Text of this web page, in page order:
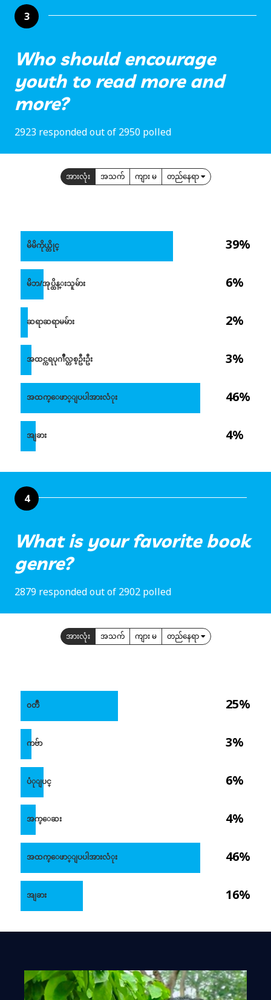
3
Who should encourage
youth to read more and
more?
2923 responded out of 2950 polled
အားလုံး အသက် ကျား မ တည်နေရာ
39%
6%
2%
3%
46%
4%
မိမိကိုယ္တိုင္
မိဘ/အုပ္ထိန္းသူမ်ား
ဆရာဆရာမမ်ား
အထင္ကရပုဂၢိဳလ္တစ္ဦးဦး
အထက္ေဖာ္ျပပါအားလံုး
အျခား
4
What is your favorite book
genre?
2879 responded out of 2902 polled
အားလုံး အသက် ကျား မ တည်နေရာ
25%
3%
6%
4%
46%
16%
၀တၳဳ
ကဗ်ာ
ပံုျပင္
အက္ေဆး
အထက္ေဖာ္ျပပါအားလံုး
အျခား